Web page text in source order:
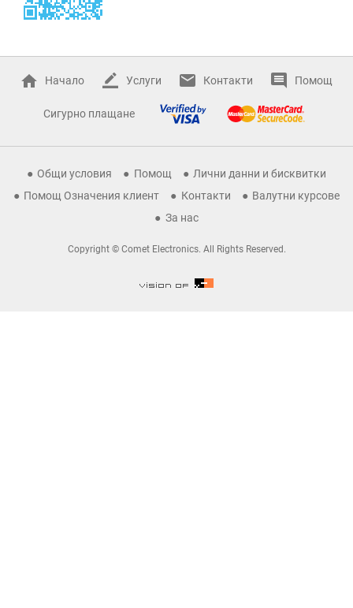
Начало Услуги Контакти Помощ
Сигурно плащане
Общи условия Помощ
Лични данни и бисквитки
Помощ Означения клиент
Контакти
Валутни курсове
За нас
Copyright © Comet Electronics. All Rights Reserved.